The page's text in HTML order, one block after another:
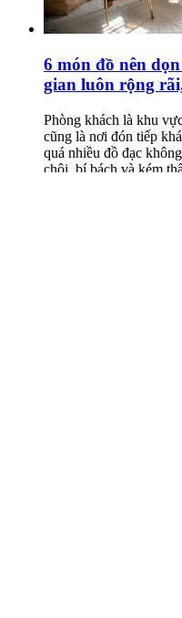
6 món đồ nên
gian luôn rộng
Phòng khách là khu
cũng là nơi đón tiếp
quá nhiều đồ đạc
chội, bí bách và kém